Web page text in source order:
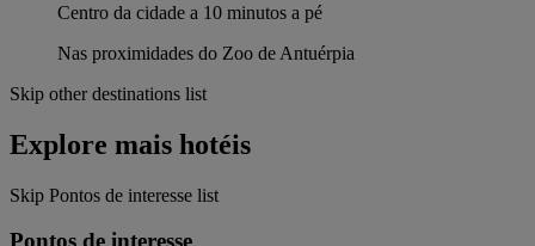
Centro da cidade a 10 minutos a pé
Nas proximidades do Zoo de Antuérpia
Skip other destinations list
Explore mais hotéis
Skip Pontos de interesse list